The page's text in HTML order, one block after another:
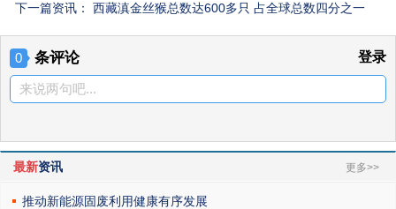
下一篇资讯： 西藏滇金丝猴总数达600多只 占全球总数四分之一
0 条评论 登录
来说两句吧...
最新资讯 更多>>
推动新能源固废利用健康有序发展